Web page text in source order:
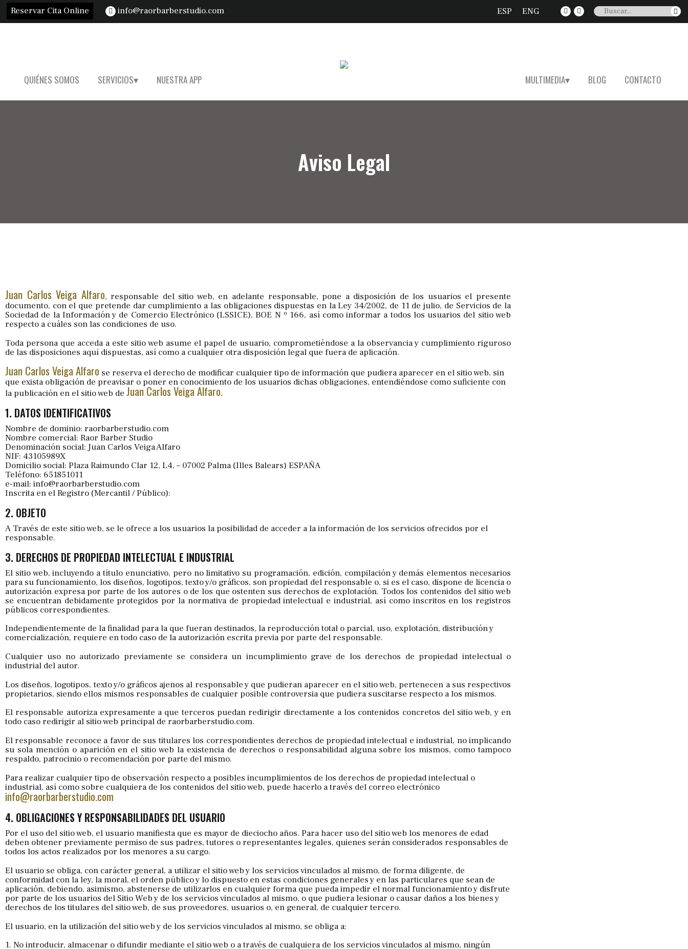
Reservar Cita Online info@raorbarberstudio.com ESP ENG
QUIÉNES SOMOS SERVICIOS NUESTRA APP MULTIMEDIA BLOG CONTACTO
Aviso Legal
Juan Carlos Veiga Alfaro, responsable del sitio web, en adelante responsable, pone a disposición de los usuarios el presente
documento, con el que pretende dar cumplimiento a las obligaciones dispuestas en la Ley 34/2002, de 11 de julio, de Servicios de la
Sociedad de la Información y de Comercio Electrónico (LSSICE), BOE N º 166, así como informar a todos los usuarios del sitio web
respecto a cuáles son las condiciones de uso.
Toda persona que acceda a este sitio web asume el papel de usuario, comprometiéndose a la observancia y cumplimiento riguroso
de las disposiciones aquí dispuestas, así como a cualquier otra disposición legal que fuera de aplicación.
Juan Carlos Veiga Alfaro se reserva el derecho de modificar cualquier tipo de información que pudiera aparecer en el sitio web, sin
que exista obligación de preavisar o poner en conocimiento de los usuarios dichas obligaciones, entendiéndose como suficiente con
la publicación en el sitio web de Juan Carlos Veiga Alfaro.
1. DATOS IDENTIFICATIVOS
Nombre de dominio: raorbarberstudio.com
Nombre comercial: Raor Barber Studio
Denominación social: Juan Carlos Veiga Alfaro
NIF: 43105989X
Domicilio social: Plaza Raimundo Clar 12, L4, – 07002 Palma (Illes Balears) ESPAÑA
Teléfono: 651851011
e-mail: info@raorbarberstudio.com
Inscrita en el Registro (Mercantil / Público):
2. OBJETO
A Través de este sitio web, se le ofrece a los usuarios la posibilidad de acceder a la información de los servicios ofrecidos por el
responsable.
3. DERECHOS DE PROPIEDAD INTELECTUAL E INDUSTRIAL
El sitio web, incluyendo a título enunciativo, pero no limitativo su programación, edición, compilación y demás elementos necesarios
para su funcionamiento, los diseños, logotipos, texto y/o gráficos, son propiedad del responsable o, si es el caso, dispone de licencia o
autorización expresa por parte de los autores o de los que ostenten sus derechos de explotación. Todos los contenidos del sitio web
se encuentran debidamente protegidos por la normativa de propiedad intelectual e industrial, así como inscritos en los registros
públicos correspondientes.
Independientemente de la finalidad para la que fueran destinados, la reproducción total o parcial, uso, explotación, distribución y
comercialización, requiere en todo caso de la autorización escrita previa por parte del responsable.
Cualquier uso no autorizado previamente se considera un incumplimiento grave de los derechos de propiedad intelectual o
industrial del autor.
Los diseños, logotipos, texto y/o gráficos ajenos al responsable y que pudieran aparecer en el sitio web, pertenecen a sus respectivos
propietarios, siendo ellos mismos responsables de cualquier posible controversia que pudiera suscitarse respecto a los mismos.
El responsable autoriza expresamente a que terceros puedan redirigir directamente a los contenidos concretos del sitio web, y en
todo caso redirigir al sitio web principal de raorbarberstudio.com.
El responsable reconoce a favor de sus titulares los correspondientes derechos de propiedad intelectual e industrial, no implicando
su sola mención o aparición en el sitio web la existencia de derechos o responsabilidad alguna sobre los mismos, como tampoco
respaldo, patrocinio o recomendación por parte del mismo.
Para realizar cualquier tipo de observación respecto a posibles incumplimientos de los derechos de propiedad intelectual o
industrial, así como sobre cualquiera de los contenidos del sitio web, puede hacerlo a través del correo electrónico
info@raorbarberstudio.com
4. OBLIGACIONES Y RESPONSABILIDADES DEL USUARIO
Por el uso del sitio web, el usuario manifiesta que es mayor de dieciocho años. Para hacer uso del sitio web los menores de edad
deben obtener previamente permiso de sus padres, tutores o representantes legales, quienes serán considerados responsables de
todos los actos realizados por los menores a su cargo.
El usuario se obliga, con carácter general, a utilizar el sitio web y los servicios vinculados al mismo, de forma diligente, de
conformidad con la ley, la moral, el orden público y lo dispuesto en estas condiciones generales y en las particulares que sean de
aplicación, debiendo, asimismo, abstenerse de utilizarlos en cualquier forma que pueda impedir el normal funcionamiento y disfrute
por parte de los usuarios del Sitio Web y de los servicios vinculados al mismo, o que pudiera lesionar o causar daños a los bienes y
derechos de los titulares del sitio web, de sus proveedores, usuarios o, en general, de cualquier tercero.
El usuario, en la utilización del sitio web y de los servicios vinculados al mismo, se obliga a:
1. No introducir, almacenar o difundir mediante el sitio web o a través de cualquiera de los servicios vinculados al mismo, ningún